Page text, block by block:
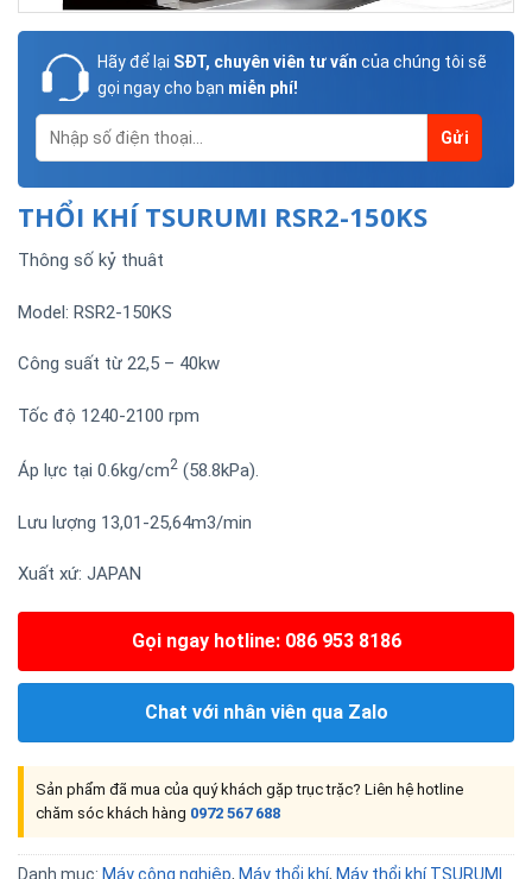
Hãy để lại SĐT, chuyên viên tư vấn của chúng tôi sẽ
gọi ngay cho bạn miễn phí!
THỔI KHÍ TSURUMI RSR2-150KS
Thông số kỷ thuât
Model: RSR2-150KS
Công suất từ 22,5 – 40kw
Tốc độ 1240-2100 rpm
Áp lực tại 0.6kg/cm2 (58.8kPa).
Lưu lượng 13,01-25,64m3/min
Xuất xứ: JAPAN
Gọi ngay hotline: 086 953 8186
Chat với nhân viên qua Zalo
Sản phẩm đã mua của quý khách gặp trục trặc? Liên hệ hotline
chăm sóc khách hàng 0972 567 688
Danh mục: Máy công nghiệp, Máy thổi khí, Máy thổi khí TSURUMI